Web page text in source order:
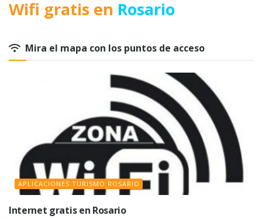
Wifi gratis en Rosario
Mira el mapa con los puntos de acceso
APLICACIONES TURISMO ROSARIO
Internet gratis en Rosario